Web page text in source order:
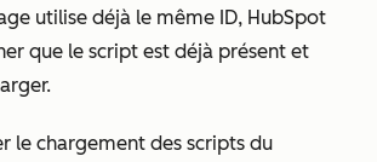
utilise déjà le même ID, HubSpot
que le script est déjà présent et
le chargement des scripts du